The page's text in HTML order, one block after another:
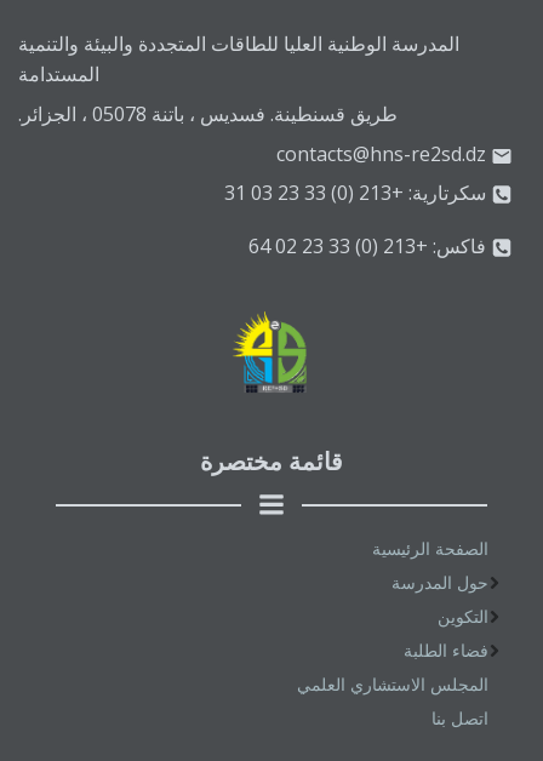
المدرسة الوطنية العليا للطاقات المتجددة والبيئة والتنمية
المستدامة
طريق قسنطينة. فسديس ، باتنة 05078 ، الجزائر.
contacts@hns-re2sd.dz
سكرتارية: +213 (0) 33 23 03 31
فاكس: +213 (0) 33 23 02 64
قائمة مختصرة
الصفحة الرئيسية
حول المدرسة
التكوين
فضاء الطلبة
المجلس الاستشاري العلمي
اتصل بنا